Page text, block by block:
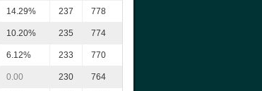
14.29% 237 778
10.20% 235 774
6.12% 233 770
0.00 230 764